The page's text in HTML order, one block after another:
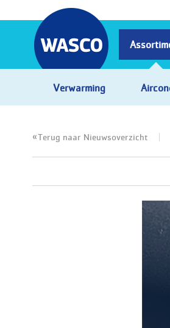
Verwarming
Terug naar Nieuwsoverzicht